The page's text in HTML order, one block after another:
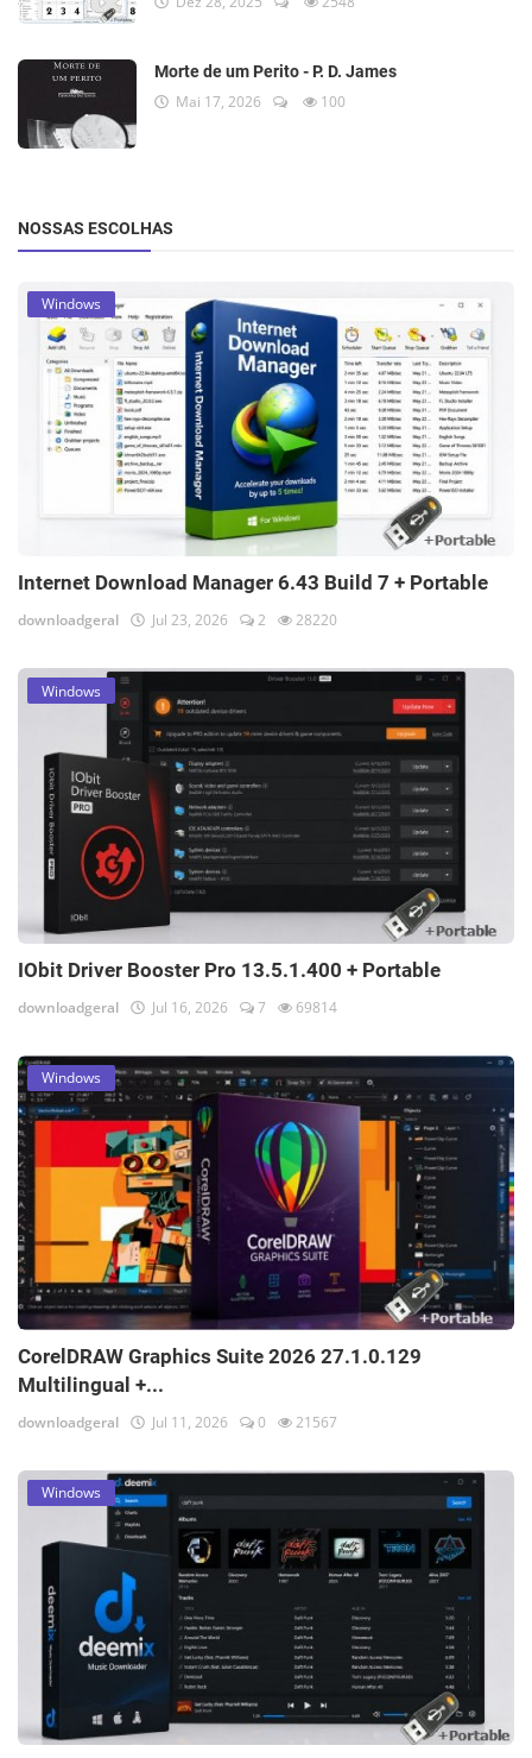
Morte de um Perito - P. D. James
Mai 17, 2026 100
NOSSAS ESCOLHAS
Windows
Internet Download Manager 6.43 Build 7 + Portable
downloadgeral Jul 23, 2026 2 28220
Windows
IObit Driver Booster Pro 13.5.1.400 + Portable
downloadgeral Jul 16, 2026 7 69814
Windows
CorelDRAW Graphics Suite 2026 27.1.0.129
Multilingual +...
downloadgeral Jul 11, 2026 0 21567
Windows